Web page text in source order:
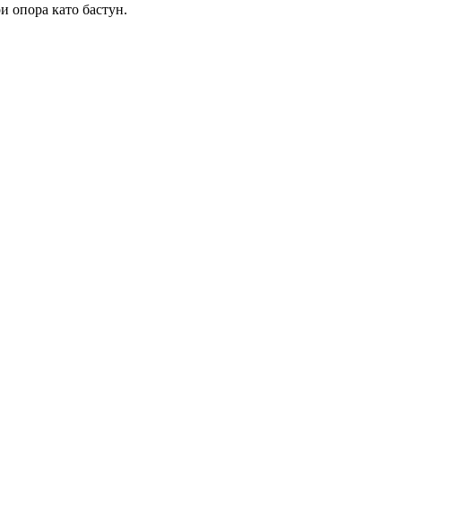
опора като бастун.